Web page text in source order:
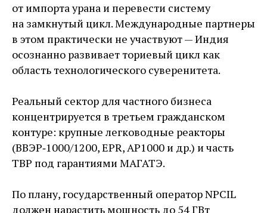
от импорта урана и перевести систему
на замкнутый цикл. Международные партнеры
в этом практически не участвуют — ​Индия
осознанно развивает ториевый цикл как
область технологического суверенитета.
Реальный сектор для частного бизнеса
концентрируется в третьем гражданском
контуре: крупные легководные реакторы
(ВВЭР‑1000/1200, EPR, AP1000 и др.) и часть
ТВР под гарантиями МАГАТЭ.
По плану, государственный оператор NPCIL
должен нарастить мощность до 54 ГВт